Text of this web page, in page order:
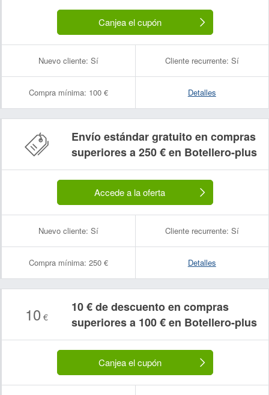
Canjea el cupón
Nuevo cliente: Sí Cliente recurrente: Sí
Compra mínima: 100 € Detalles
Envío estándar gratuito en compras
superiores a 250 € en Botellero-plus
Accede a la oferta
Nuevo cliente: Sí Cliente recurrente: Sí
Compra mínima: 250 € Detalles
10 €
10 € de descuento en compras
superiores a 100 € en Botellero-plus
Canjea el cupón